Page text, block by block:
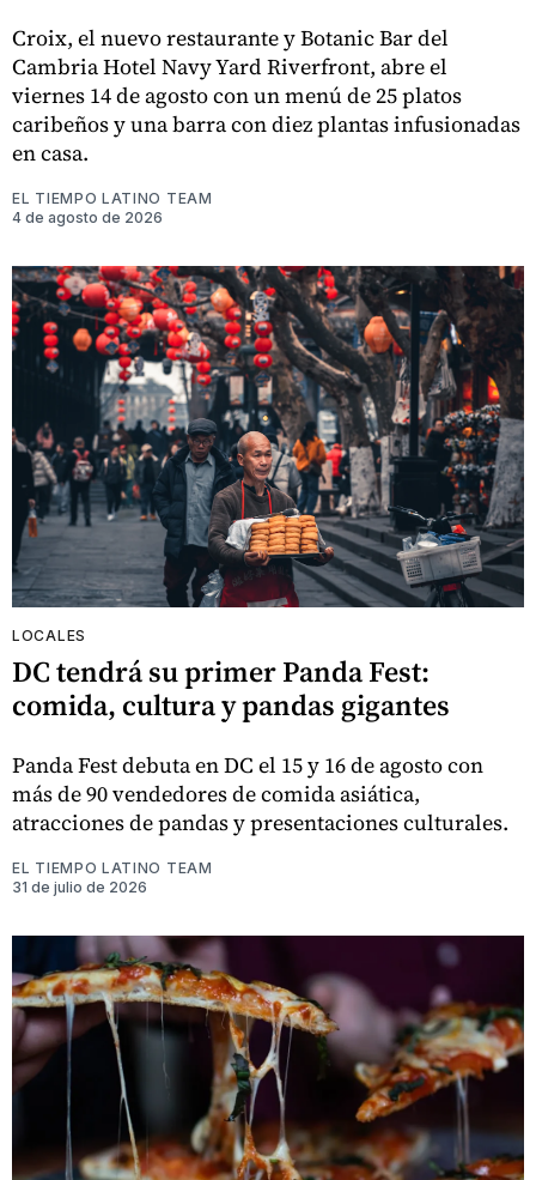
Croix, el nuevo restaurante y Botanic Bar del
Cambria Hotel Navy Yard Riverfront, abre el
viernes 14 de agosto con un menú de 25 platos
caribeños y una barra con diez plantas infusionadas
en casa.
EL TIEMPO LATINO TEAM
4 de agosto de 2026
LOCALES
DC tendrá su primer Panda Fest:
comida, cultura y pandas gigantes
Panda Fest debuta en DC el 15 y 16 de agosto con
más de 90 vendedores de comida asiática,
atracciones de pandas y presentaciones culturales.
EL TIEMPO LATINO TEAM
31 de julio de 2026